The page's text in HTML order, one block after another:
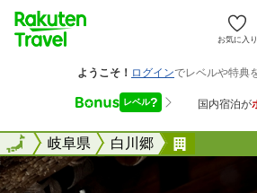
お気に入り
全国岐阜県 白川郷
全国